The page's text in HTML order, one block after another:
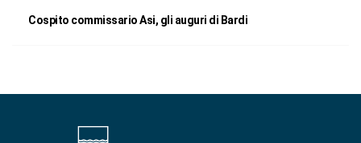
Cospito commissario Asi, gli auguri di Bardi